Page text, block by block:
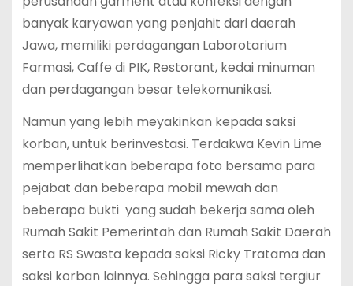
banyak karyawan yang penjahit dari daerah
Jawa, memiliki perdagangan Laborotarium
Farmasi, Caffe di PIK, Restorant, kedai minuman
dan perdagangan besar telekomunikasi.
Namun yang lebih meyakinkan kepada saksi
korban, untuk berinvestasi. Terdakwa Kevin Lime
memperlihatkan beberapa foto bersama para
pejabat dan beberapa mobil mewah dan
beberapa bukti yang sudah bekerja sama oleh
Rumah Sakit Pemerintah dan Rumah Sakit Daerah
serta RS Swasta kepada saksi Ricky Tratama dan
saksi korban lainnya. Sehingga para saksi tergiur